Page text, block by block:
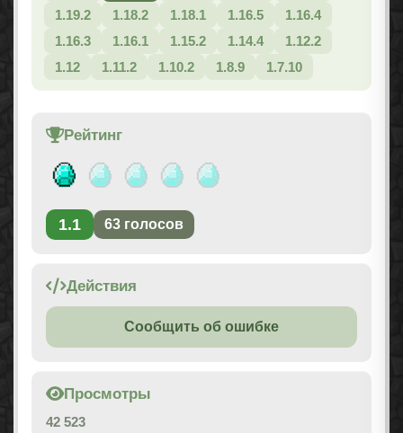
1.19.2
1.18.2 1.18.1 1.16.5
1.16.4
1.16.3
1.16.1 1.15.2 1.14.4
1.12.2
1.12
1.11.2 1.10.2 1.8.9 1.7.10
Рейтинг
1.1 63 голосов
Действия
Сообщить об ошибке
Просмотры
42 523